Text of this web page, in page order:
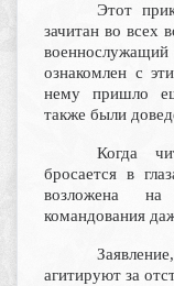
Этот
зачитан во всех
ознакомлен с
нему пришло
также были
Когда
бросается в
возложена
командования
агитируют за